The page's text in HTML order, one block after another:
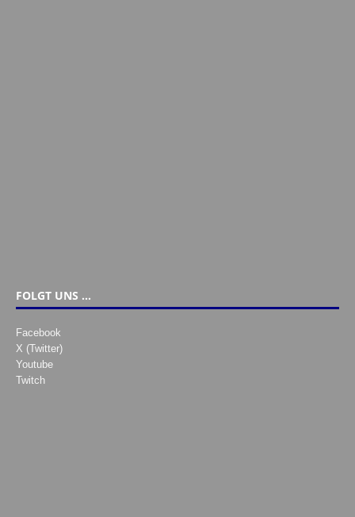
FOLGT UNS …
Facebook
X (Twitter)
Youtube
Twitch